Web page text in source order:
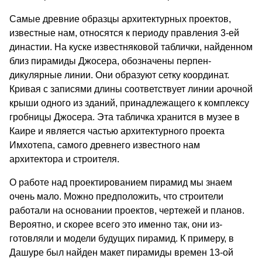
Самые древние образцы архитектурных проектов,
известные нам, относятся к периоду правления 3-ей
династии. На куске известняковой таблички, найден­ном
близ пирамиды Джосера, обозначены перпен­
дикулярные линии. Они образуют сетку координат.
Кривая с записями длины соответствует линии ароч­ной
крыши одного из зданий, принадлежащего к комплексу
гробницы Джосера. Эта табличка хра­нится в музее в
Каире и является частью архи­тектурного проекта
Имхотепа, самого древнего из­вестного нам
архитектора и строителя.
О работе над проектированием пирамид мы знаем
очень мало. Можно предположить, что строители
работали на основании проектов, чертежей и пла­нов.
Вероятно, и скорее всего это именно так, они из­
готовляли и модели будущих пирамид. К примеру, в
Дашуре был найден макет пирамиды времен 13-ой